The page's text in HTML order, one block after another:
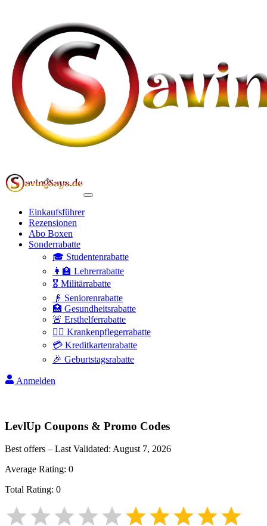
Einkaufsführer
Rezensionen
Abo Boxen
Sonderrabatte
🎓 Studentenrabatte
👩‍🏫 Lehrerrabatte
🎖️ Militärrabatte
👴 Seniorenrabatte
🏥 Gesundheitsrabatte
🚨 Ersthelferrabatte
👩‍⚕️ Krankenpflegerrabatte
💳 Kreditkartenrabatte
🎉 Geburtstagsrabatte
Anmelden
LevlUp Coupons & Promo Codes
Best offers – Last Validated: August 7, 2026
Average Rating: 0
Total Rating: 0